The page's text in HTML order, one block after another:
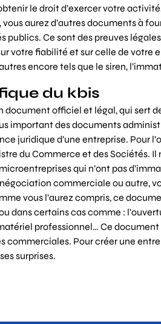
le droit d’exercer votre
aurez d’autres documents à
publics. Ce sont des preuves
votre fiabilité et sur celle de votre
encore tels que le siren,
du kbis
document officiel et légal, qui sert
important des documents
juridique d’une entreprise. Pour
du Commerce et des Sociétés.
qui n’ont pas
négociation commerciale ou autre,
vous l’aurez compris, ce
dans certains cas comme :
professionnel… Ce
commerciales. Pour créer une
surprises.